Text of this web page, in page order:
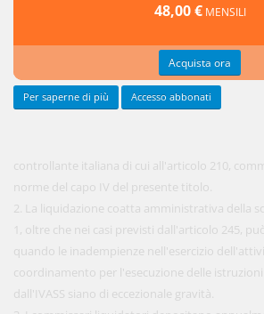
controllante italiana di cui all'articolo 210,
norme del capo IV del presente titolo.
2. La liquidazione coatta amministrativa della
1, oltre che nei casi previsti dall'articolo 245,
quando le inadempienze nell'esercizio
coordinamento per l'esecuzione delle
dall'IVASS siano di eccezionale gravità.
48,00 € MENSILI
Acquista ora
Per saperne di più Accesso abbonati